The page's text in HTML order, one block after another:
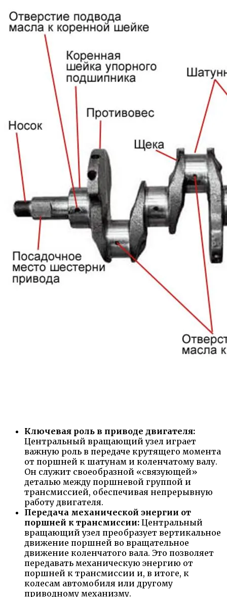
Ключевая роль в приводе двигателя:
Центральный вращающий узел играет
важную роль в передаче крутящего момента
от поршней к шатунам и коленчатому валу.
Он служит своеобразной «связующей»
деталью между поршневой группой и
трансмиссией, обеспечивая непрерывную
работу двигателя.
Передача механической энергии от
поршней к трансмиссии: Центральный
вращающий узел преобразует вертикальное
движение поршней во вращательное
движение коленчатого вала. Это позволяет
передавать механическую энергию от
поршней к трансмиссии и, в итоге, к
колесам автомобиля или другому
приводному механизму.